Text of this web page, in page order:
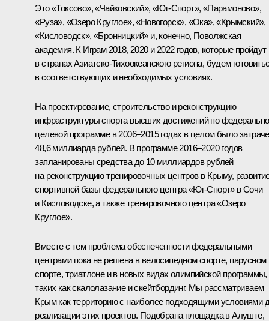
Это «Токсово», «Чайковский», «Юг‑Спорт», «Парамоново»,
«Руза», «Озеро Круглое», «Новогорск», «Ока», «Крымский»,
«Кисловодск», «Бронницкий» и, конечно, Поволжская
академия. К Играм 2018, 2020 и 2022 годов, которые пройдут
в странах Азиатско-Тихоокеанского региона, будем
в соответствующих и необходимых условиях.
На проектирование, строительство и реконструкцию
инфраструктуры спорта высших достижений по
целевой программе в 2006–2015 годах в целом было
48,6 миллиарда рублей. В программе 2016–2020 годов
запланированы средства до 10 миллиардов рублей
на реконструкцию тренировочных центров в Крыму,
спортивной базы федерального центра «Юг‑Спорт» в Сочи
и Кисловодске, а также тренировочного центра «Озеро
Круглое».
Вместе с тем проблема обеспеченности федеральными
центрами пока не решена в велосипедном спорте, парусном
спорте, триатлоне и в новых видах олимпийской программы,
таких как скалолазание и скейтбординг. Мы рассматриваем
Крым как территорию с наиболее подходящими условиями
реализации этих проектов. Подобрана площадка в Алуште,